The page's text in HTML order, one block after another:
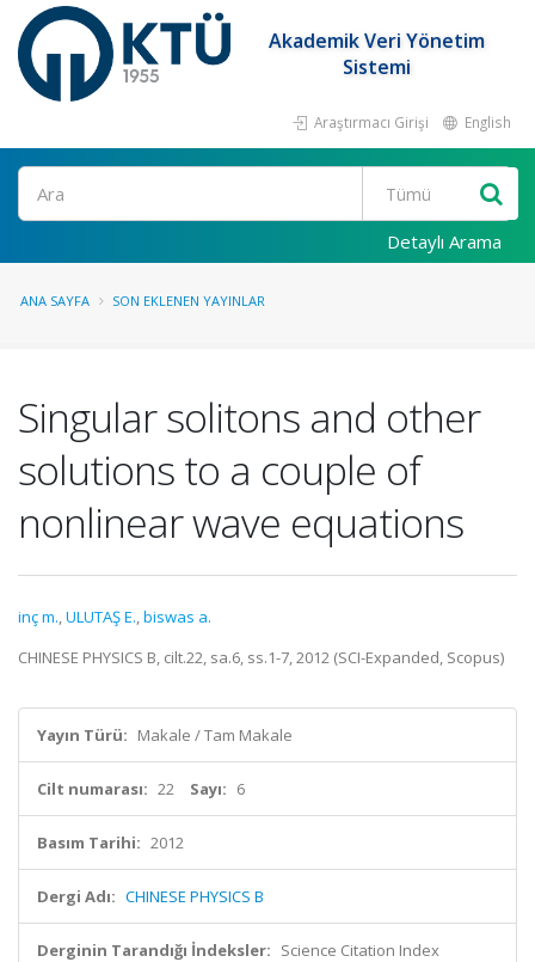
Akademik Veri Yönetim
Sistemi
Araştırmacı Girişi English
Ara
Detaylı Arama
ANA SAYFA SON EKLENEN YAYINLAR
Singular solitons and other
solutions to a couple of
nonlinear wave equations
inç m.,ULUTAŞ E.,biswas a.
CHINESE PHYSICS B, cilt.22, sa.6, ss.1-7, 2012 (SCI-Expanded, Scopus)
Yayın Türü: Makale / Tam Makale
Cilt numarası: 22 Sayı: 6
Basım Tarihi: 2012
Dergi Adı: CHINESE PHYSICS B
Derginin Tarandığı İndeksler: Science Citation Index